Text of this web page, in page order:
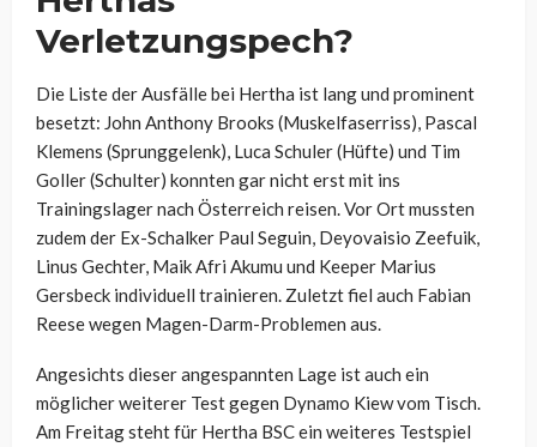
Verletzungspech?
Die Liste der Ausfälle bei Hertha ist lang und prominent
besetzt: John Anthony Brooks (Muskelfaserriss), Pascal
Klemens (Sprunggelenk), Luca Schuler (Hüfte) und Tim
Goller (Schulter) konnten gar nicht erst mit ins
Trainingslager nach Österreich reisen. Vor Ort mussten
zudem der Ex-Schalker Paul Seguin, Deyovaisio Zeefuik,
Linus Gechter, Maik Afri Akumu und Keeper Marius
Gersbeck individuell trainieren. Zuletzt fiel auch Fabian
Reese wegen Magen-Darm-Problemen aus.
Angesichts dieser angespannten Lage ist auch ein
möglicher weiterer Test gegen Dynamo Kiew vom Tisch.
Am Freitag steht für Hertha BSC ein weiteres Testspiel